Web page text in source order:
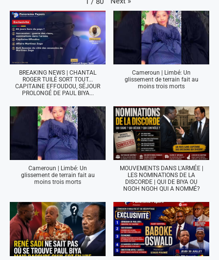
BREAKING NEWS | CHANTAL
ROGER TUILÉ SORT TOUT...
CAPITAINE EFFOUDOU, SÉJOUR
PROLONGÉ DE PAUL BIYA...
Cameroun | Limbé: Un
glissement de terrain fait au
moins trois morts
Cameroun | Limbé: Un
glissement de terrain fait au
moins trois morts
MOUVEMENTS DANS L'ARMÉE |
LES NOMINATIONS DE LA
DISCORDE | QUI DE BIYA OU
NGOH NGOH QUI A NOMMÉ?